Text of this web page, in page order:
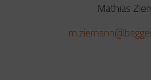
Mathias